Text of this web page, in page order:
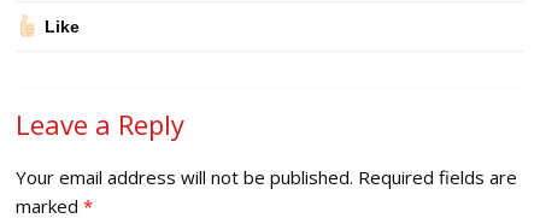
Like
Leave a Reply
Your email address will not be published. Required fields are
marked*